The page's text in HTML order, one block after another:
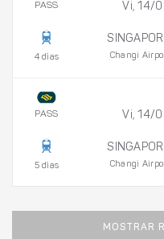
PASS
4 días
Vi, 14/
Changi
PASS
5 días
Vi, 14/
Changi
MOSTRAR